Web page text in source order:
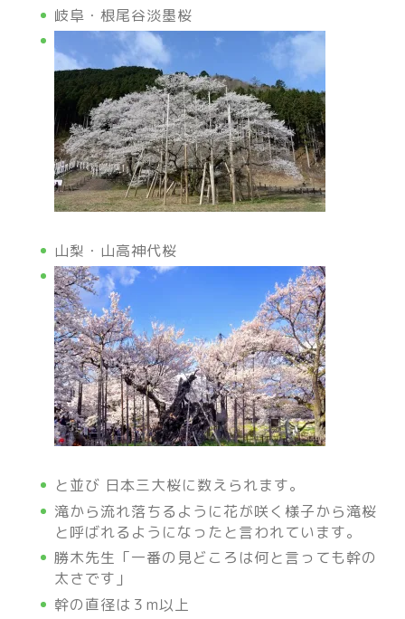
岐阜・根尾谷淡墨桜
山梨・山高神代桜
と並び 日本三大桜に数えられます。
滝から流れ落ちるように花が咲く様子から滝桜
と呼ばれるようになったと言われています。
勝木先生「一番の見どころは何と言っても幹の
太さです」
幹の直径は３m以上